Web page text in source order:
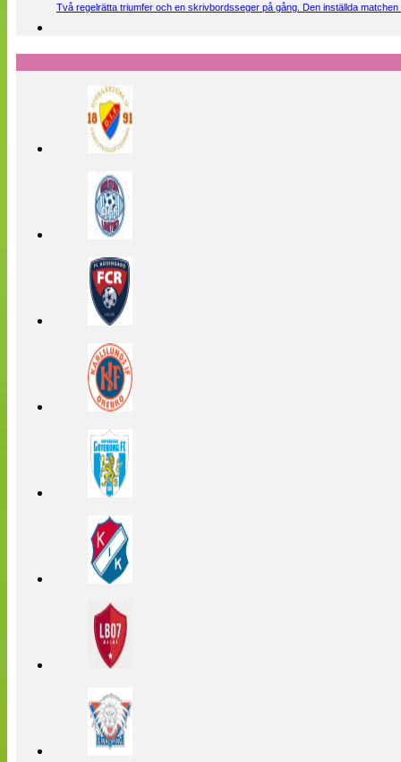
Två regelrätta triumfer och en skrivbordsseger på gång. Den inställda